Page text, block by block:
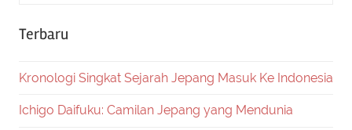
Terbaru
Kronologi Singkat Sejarah Jepang Masuk Ke Indonesia
Ichigo Daifuku: Camilan Jepang yang Mendunia